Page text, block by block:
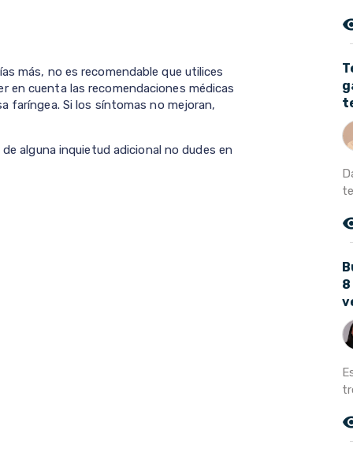
más, no es recomendable que utilices
en cuenta las recomendaciones médicas
faríngea. Si los síntomas no mejoran,
alguna inquietud adicional no dudes en